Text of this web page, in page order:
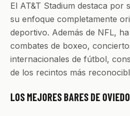
El AT&T Stadium destaca
su enfoque completamente
deportivo. Además de NFL,
combates de boxeo,
internacionales de fútbol,
de los recintos más
LOS MEJORES BARES DE